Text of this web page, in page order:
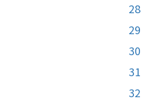
28
29
30
31
32